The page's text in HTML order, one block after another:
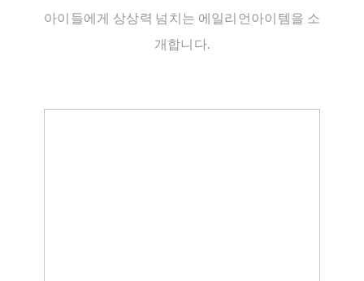
아이들에게 상상력 넘치는 에일리언아이템을 소
개합니다.